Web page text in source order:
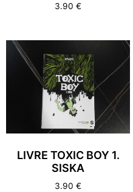
3.90 €
LIVRE TOXIC BOY 1.
SISKA
3.90 €